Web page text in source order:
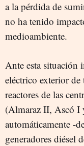
a la pérdida de
no ha tenido
medioambiente.
Ante esta situación
eléctrico exterior
reactores de las
(Almaraz II, Ascó I
automáticamente -
generadores diésel